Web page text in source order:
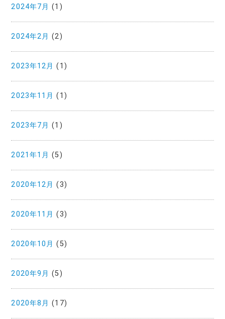
2024年7月 (1)
2024年2月 (2)
2023年12月 (1)
2023年11月 (1)
2023年7月 (1)
2021年1月 (5)
2020年12月 (3)
2020年11月 (3)
2020年10月 (5)
2020年9月 (5)
2020年8月 (17)